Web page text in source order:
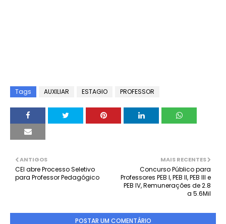
Tags AUXILIAR ESTAGIO PROFESSOR
MAIS RECENTES
Concurso Público para
Professores PEB I, PEB II, PEB III e
PEB IV, Remunerações de 2.8
a 5.6Mil
ANTIGOS
CEI abre Processo Seletivo
para Professor Pedagógico
POSTAR UM COMENTÁRIO